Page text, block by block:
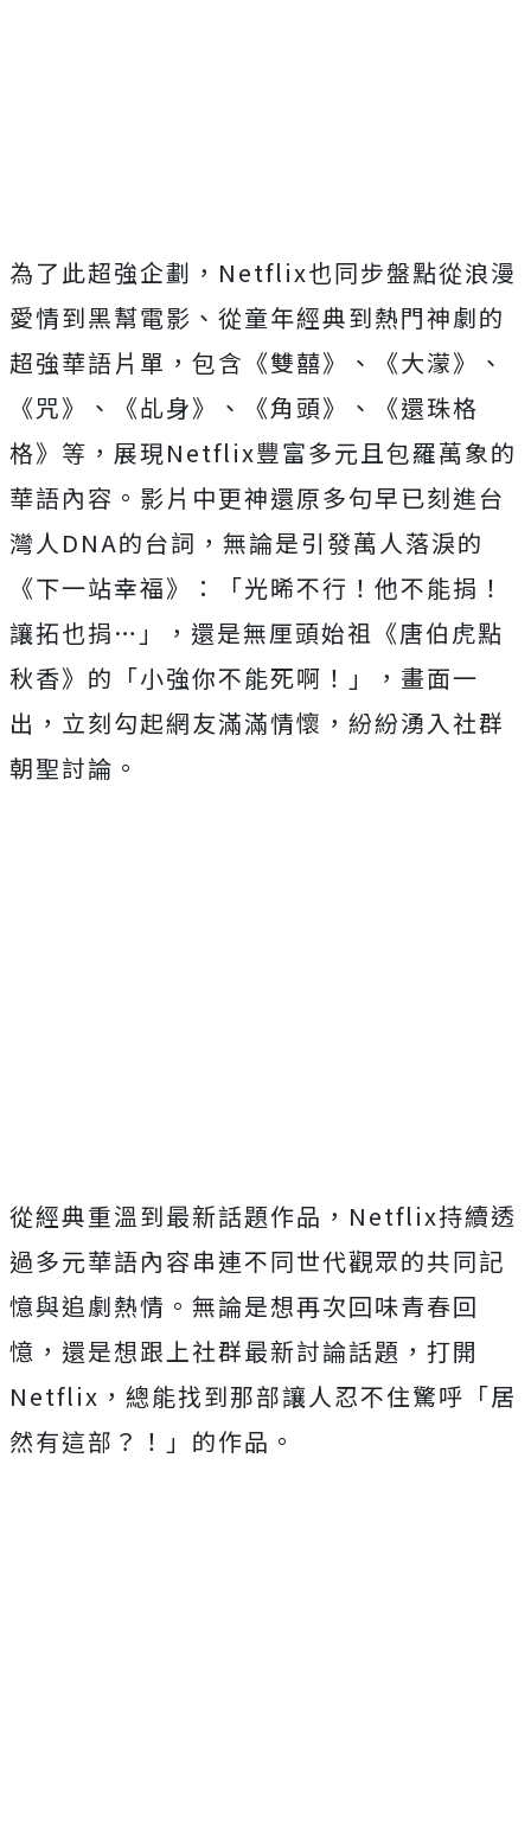
為了此超強企劃， Netflix也同步盤點從浪漫
愛情到黑幫電影、 從童年經典到熱門神劇的
超強華語片單，包含《雙囍》、《大濛》、
《咒》、《乩身》、《角頭》、《還珠格
格》等， 展現Netflix豐富多元且包羅萬象的
華語內容。 影片中更神還原多句早已刻進台
灣人DNA的台詞， 無論是引發萬人落淚的
《下一站幸福》：「光晞不行！他不能捐！
讓拓也捐…」，還是無厘頭始祖《唐伯虎點
秋香》的「小強你不能死啊！」，畫面一
出，立刻勾起網友滿滿情懷， 紛紛湧入社群
朝聖討論。
從經典重溫到最新話題作品， Netflix持續透
過多元華語內容串連不同世代觀眾的共同記
憶與追劇熱情。無論是想再次回味青春回
憶， 還是想跟上社群最新討論話題，打開
Netflix， 總能找到那部讓人忍不住驚呼「居
然有這部？！」的作品。